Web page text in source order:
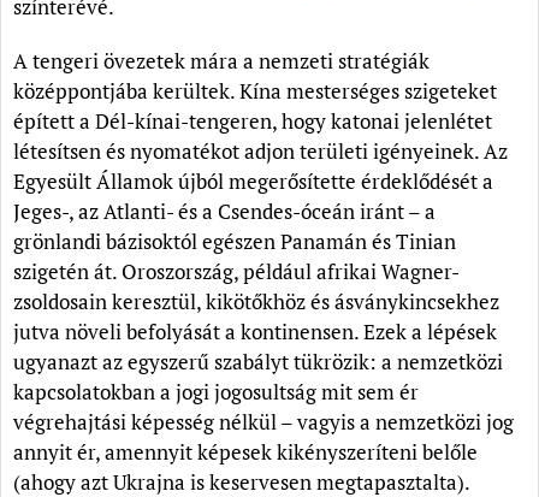
színterévé.
A tengeri övezetek mára a nemzeti stratégiák
középpontjába kerültek. Kína mesterséges szigeteket
épített a Dél-kínai-tengeren, hogy katonai jelenlétet
létesítsen és nyomatékot adjon területi igényeinek. Az
Egyesült Államok újból megerősítette érdeklődését a
Jeges-, az Atlanti- és a Csendes-óceán iránt – a
grönlandi bázisoktól egészen Panamán és Tinian
szigetén át. Oroszország, például afrikai Wagner-
zsoldosain keresztül, kikötőkhöz és ásványkincsekhez
jutva növeli befolyását a kontinensen. Ezek a lépések
ugyanazt az egyszerű szabályt tükrözik: a nemzetközi
kapcsolatokban a jogi jogosultság mit sem ér
végrehajtási képesség nélkül – vagyis a nemzetközi jog
annyit ér, amennyit képesek kikényszeríteni belőle
(ahogy azt Ukrajna is keservesen megtapasztalta).